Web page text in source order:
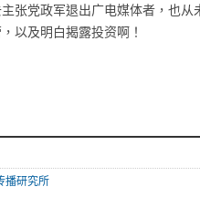
张党政军退出广电媒体者，也
以及明白揭露投资啊！
播研究所